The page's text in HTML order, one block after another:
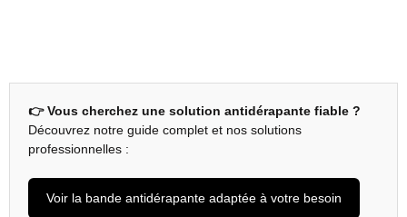
👉 Vous cherchez une solution antidérapante fiable ?
Découvrez notre guide complet et nos solutions
professionnelles :
Voir la bande antidérapante adaptée à votre besoin